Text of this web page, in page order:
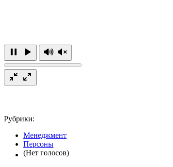
Рубрики:
Менеджмент
Персоны
(Нет голосов)